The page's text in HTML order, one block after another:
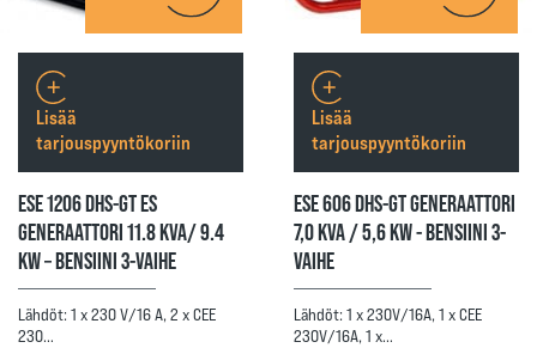
ESE 1206 DHS-GT ES
GENERAATTORI 11.8 KVA/ 9.4
KW – BENSIINI 3-VAIHE
Lähdöt: 1 x 230 V/16 A, 2 x CEE
230…
Lisää
tarjouspyyntökoriin
ESE 606 DHS-GT GENERAATTORI
7,0 KVA / 5,6 KW - BENSIINI 3-
VAIHE
Lähdöt: 1 x 230V/16A, 1 x CEE
230V/16A, 1 x…
Lisää
tarjouspyyntökoriin